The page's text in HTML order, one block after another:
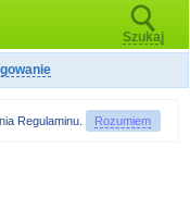
Szukaj
Regulaminu Rozumiem